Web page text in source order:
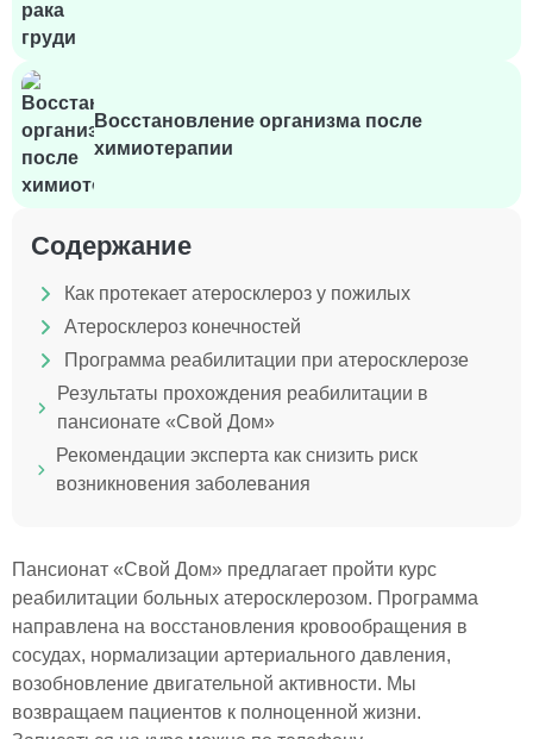
Содержание
Как протекает атеросклероз у пожилых
Атеросклероз конечностей
Программа реабилитации при атеросклерозе
Результаты прохождения реабилитации в
пансионате «Свой Дом»
Рекомендации эксперта как снизить риск
возникновения заболевания
Пансионат «Свой Дом» предлагает пройти курс
реабилитации больных атеросклерозом. Программа
направлена на восстановления кровообращения в
сосудах, нормализации артериального давления,
возобновление двигательной активности. Мы
возвращаем пациентов к полноценной жизни.
Восстановление организма после
химиотерапии